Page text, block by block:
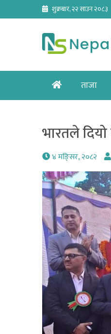
content
शुक्रबार, २२ साउन २०८३
Homeताजा
भारतले
४ मङि्सर, २०८२